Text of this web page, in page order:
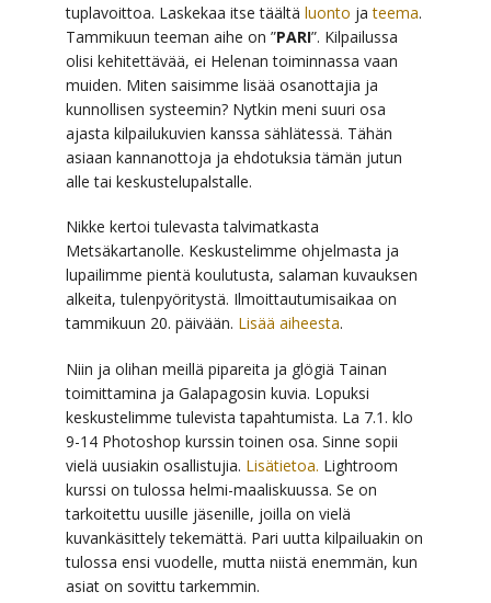
tuplavoittoa. Laskekaa itse täältä luonto jateema.
Tammikuun teeman aihe on ”PARI”. Kilpailussa
olisi kehitettävää, ei Helenan toiminnassa vaan
muiden. Miten saisimme lisää osanottajia ja
kunnollisen systeemin? Nytkin meni suuri osa
ajasta kilpailukuvien kanssa sählätessä. Tähän
asiaan kannanottoja ja ehdotuksia tämän jutun
alle tai keskustelupalstalle.
Nikke kertoi tulevasta talvimatkasta
Metsäkartanolle. Keskustelimme ohjelmasta ja
lupailimme pientä koulutusta, salaman kuvauksen
alkeita, tulenpyöritystä. Ilmoittautumisaikaa on
tammikuun 20. päivään. Lisää aiheesta.
Niin ja olihan meillä pipareita ja glögiä Tainan
toimittamina ja Galapagosin kuvia. Lopuksi
keskustelimme tulevista tapahtumista. La 7.1. klo
9-14 Photoshop kurssin toinen osa. Sinne sopii
vielä uusiakin osallistujia. Lisätietoa. Lightroom
kurssi on tulossa helmi-maaliskuussa. Se on
tarkoitettu uusille jäsenille, joilla on vielä
kuvankäsittely tekemättä. Pari uutta kilpailuakin on
tulossa ensi vuodelle, mutta niistä enemmän, kun
asiat on sovittu tarkemmin.